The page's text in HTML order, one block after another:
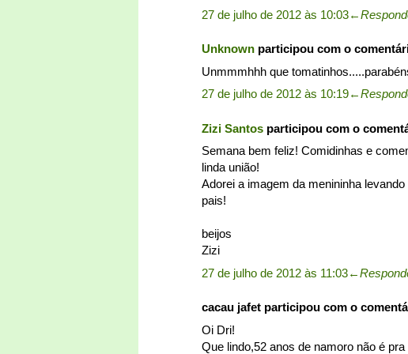
27 de julho de 2012 às 10:03←
Unknown participou com o
Unmmmhhh que
27 de julho de 2012 às 10:19←
Zizi Santos participou com o
Semana bem feliz! Comidinhas e
linda união!
Adorei a imagem da menininha
pais!
beijos
Zizi
27 de julho de 2012 às 11:03←
cacau jafet participou com o
Oi Dri!
Que lindo,52 anos de namoro não é